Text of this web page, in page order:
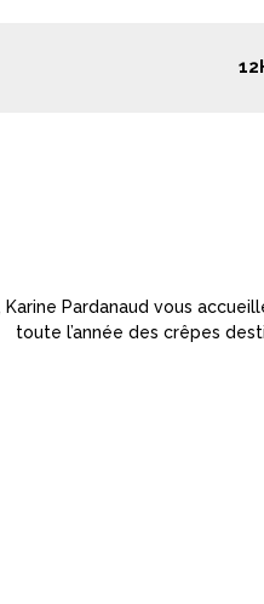
Karine Pardanaud vous
toute l’année des crêpes